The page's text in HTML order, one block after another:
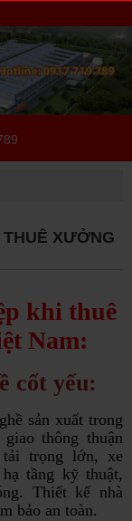
XƯỞNG
khi thuê
Nam:
cốt yếu:
sản xuất trong
thông thuận
trọng lớn, xe
tầng kỹ thuật,
Thiết kế nhà
bảo an toàn.